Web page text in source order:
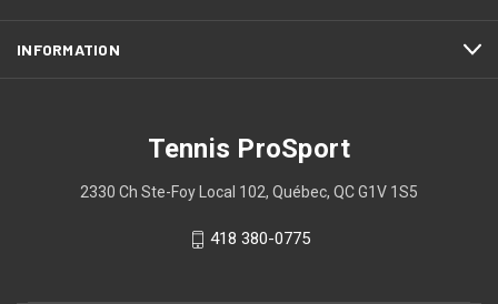
INFORMATION
Tennis ProSport
2330 Ch Ste-Foy Local 102, Québec, QC G1V 1S5
418 380-0775